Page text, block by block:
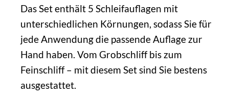
Das Set enthält 5 Schleifauflagen mit
unterschiedlichen Körnungen, sodass Sie für
jede Anwendung die passende Auflage zur
Hand haben. Vom Grobschliff bis zum
Feinschliff – mit diesem Set sind Sie bestens
ausgestattet.